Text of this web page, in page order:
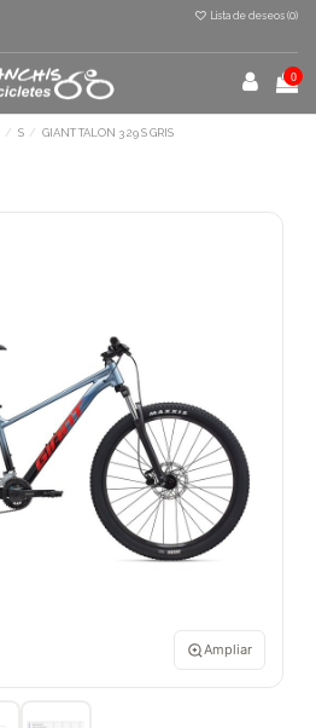
Lista de deseos (0)
0
S GIANT TALON 3 29 S GRIS
Ampliar